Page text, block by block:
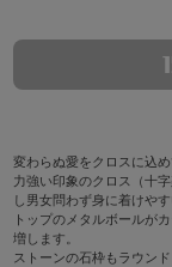
変わらぬ愛をクロスに込
力強い印象のクロス（十
し男女問わず身に着けやす
トップのメタルボールが
増します。
ストーンの石枠もラウン